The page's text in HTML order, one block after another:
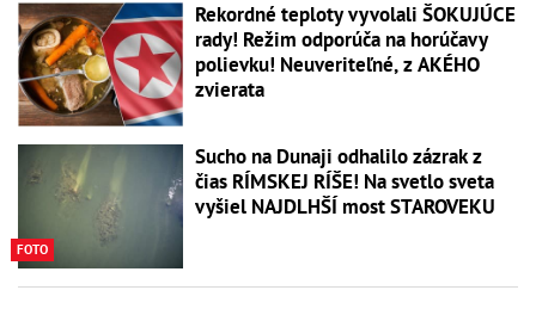
Rekordné teploty vyvolali ŠOKUJÚCE
rady! Režim odporúča na horúčavy
polievku! Neuveriteľné, z AKÉHO
zvierata
FOTO
Sucho na Dunaji odhalilo zázrak z
čias RÍMSKEJ RÍŠE! Na svetlo sveta
vyšiel NAJDLHŠÍ most STAROVEKU